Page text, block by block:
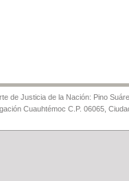
de Justicia de la Nación: Pino
Cuauhtémoc C.P. 06065,